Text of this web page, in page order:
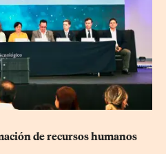
de recursos humanos